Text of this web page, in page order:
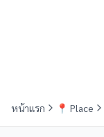
หน้าแรก 📍 Place